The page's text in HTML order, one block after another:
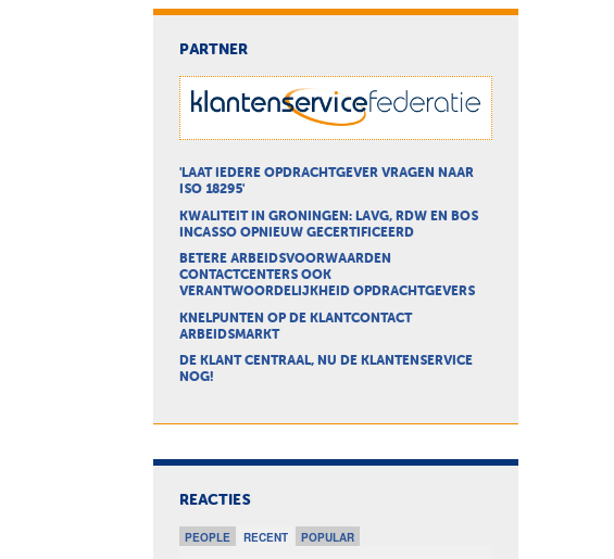
PARTNER
'LAAT IEDERE OPDRACHTGEVER VRAGEN NAAR
ISO 18295'
KWALITEIT IN GRONINGEN: LAVG, RDW EN BOS
INCASSO OPNIEUW GECERTIFICEERD
BETERE ARBEIDSVOORWAARDEN
CONTACTCENTERS OOK
VERANTWOORDELIJKHEID OPDRACHTGEVERS
KNELPUNTEN OP DE KLANTCONTACT
ARBEIDSMARKT
DE KLANT CENTRAAL, NU DE KLANTENSERVICE
NOG!
REACTIES
PEOPLE RECENT POPULAR